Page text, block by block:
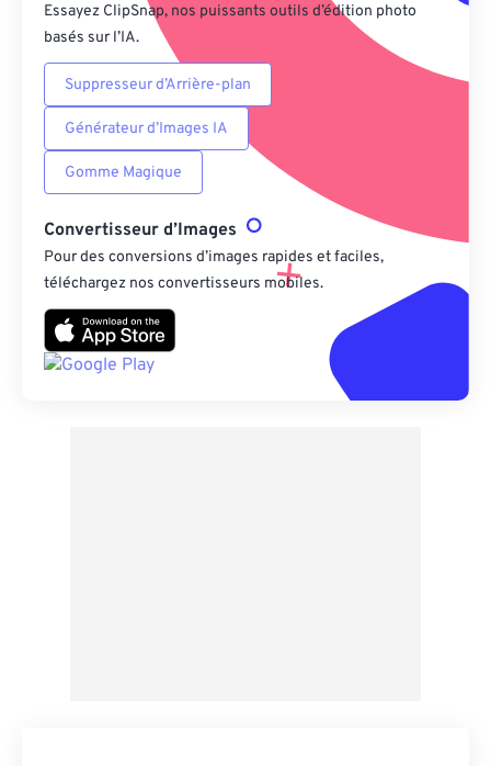
Essayez ClipSnap, nos puissants outils d’édition photo
basés sur l’IA.
Suppresseur d’Arrière-plan
Générateur d’Images IA
Gomme Magique
Convertisseur d’Images
Pour des conversions d’images rapides et faciles,
téléchargez nos convertisseurs mobiles.